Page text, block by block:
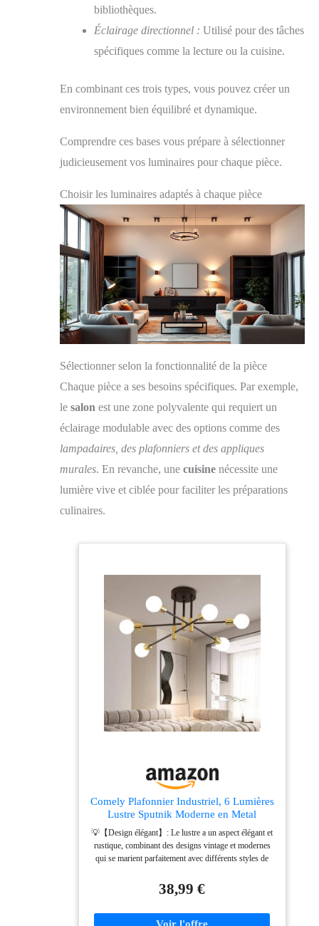
bibliothèques.
Éclairage directionnel : Utilisé pour des tâches
spécifiques comme la lecture ou la cuisine.
En combinant ces trois types, vous pouvez créer un
environnement bien équilibré et dynamique.
Comprendre ces bases vous prépare à sélectionner
judicieusement vos luminaires pour chaque pièce.
Choisir les luminaires adaptés à chaque pièce
Sélectionner selon la fonctionnalité de la pièce
Chaque pièce a ses besoins spécifiques. Par exemple,
le salon est une zone polyvalente qui requiert un
éclairage modulable avec des options comme des
lampadaires, des plafonniers et des appliques
murales. En revanche, une cuisine nécessite une
lumière vive et ciblée pour faciliter les préparations
culinaires.
Comely Plafonnier Industriel, 6 Lumières
Lustre Sputnik Moderne en Metal
💡【Design élégant】: Le lustre a un aspect élégant et
rustique, combinant des designs vintage et modernes
qui se marient parfaitement avec différents styles de
visuellement et créer une atmosphère chaleureuse.
Parfait pour les salles à manger, les cuisines, les
plus encore. 💡【Spécifications】: Lustre industriel à
38,99 €